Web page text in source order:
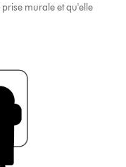
murale et qu'elle